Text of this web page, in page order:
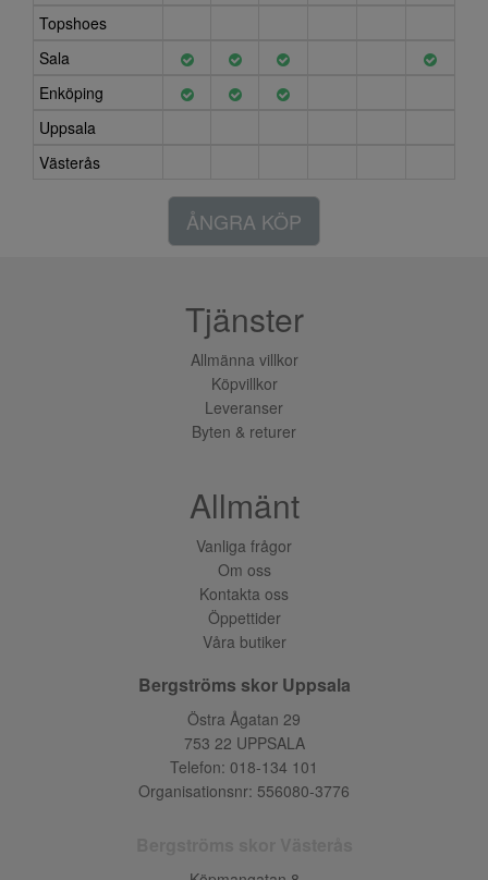
Topshoes
Sala
Enköping
Uppsala
Västerås
ÅNGRA KÖP
Tjänster
Allmänna villkor
Köpvillkor
Leveranser
Byten & returer
Allmänt
Vanliga frågor
Om oss
Kontakta oss
Öppettider
Våra butiker
Bergströms skor Uppsala
Östra Ågatan 29
753 22 UPPSALA
Telefon: 018-134 101
Organisationsnr: 556080-3776